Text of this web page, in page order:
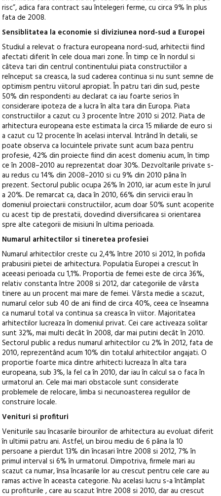
risc”, adica fara contract sau întelegeri ferme, cu circa 9% în plus
fata de 2008.
Sensiblitatea la economie si diviziunea nord-sud a Europei
Studiul a relevat o fractura europeana nord-sud, arhitectii fiind
afectati diferit în cele doua mari zone. În timp ce în nordul si
câteva tari din centrul continentului piata constructiilor a
reînceput sa creasca, la sud caderea continua si nu sunt semne de
optimism pentru viitorul apropiat. În patru tari din sud, peste
50% din respondenti au declarat ca iau foarte serios în
considerare ipoteza de a lucra în alta tara din Europa. Piata
constructiilor a cazut cu 3 procente între 2010 si 2012. Piata de
arhitectura europeana este estimata la circa 15 miliarde de euro si
a cazut cu 12 procente în acelasi interval. Intrând în detalii, se
poate observa ca locuintele private sunt acum baza pentru
profesie, 42% din proiecte fiind din acest domeniu acum, în timp
ce în 2008–2010 au reprezentat doar 30%. Dezvoltarile private s-
au redus cu 14% din 2008–2010 si cu 9% din 2010 pâna în
prezent. Sectorul public ocupa 26% în 2010, iar acum este în jurul
a 20%. De remarcat ca, daca în 2010, 66% din servicii erau în
domeniul proiectarii constructiilor, acum doar 50% sunt acoperite
cu acest tip de prestatii, dovedind diversificarea si orientarea
spre alte categorii de misiuni în ultima perioada.
Numarul arhitectilor si tineretea profesiei
Numarul arhitectilor creste cu 2,4% între 2010 si 2012, în pofida
prabusirii pietei de arhitectura. Populatia Europei a crescut în
aceeasi perioada cu 1,1%. Proportia de femei este de circa 36%,
relativ constanta între 2008 si 2012, dar categoriile de vârsta
tinere au un procent mai mare de femei. Vârsta medie a scazut,
numarul celor sub 40 de ani fiind de circa 40%, ceea ce înseamna
ca numarul total va continua sa creasca în viitor. Majoritatea
arhitectilor lucreaza în domeniul privat. Cei care activeaza solitar
sunt 32%, mai multi decât în 2008, dar mai putini decât în 2010.
Sectorul public a redus numarul arhitectilor cu 2% în 2012, fata de
2010, reprezentând acum 10% din totalul arhitectilor angajati. O
proportie foarte mica dintre arhitecti lucreaza în alta tara
europeana, sub 3%, la fel ca în 2010, dar iau în calcul sa o faca în
urmatorul an. Cele mai mari obstacole sunt considerate
problemele de relocare, limba si necunoasterea regulilor de
construire locale.
Venituri si profituri
Veniturile sau încasarile birourilor de arhitectura au evoluat diferit
în ultimii patru ani. Astfel, un birou mediu de 6 pâna la 10
persoane a pierdut 13% din încasari între 2008 si 2012, 7% în
primul interval si 6% în urmatorul. Dimpotriva, firmele mari au
scazut ca numar, însa încasarile lor au crescut pentru cele care au
ramas active în aceasta categorie. Nu acelasi lucru s-a întâmplat
cu profiturile , care au scazut între 2008 si 2010, dar au crescut